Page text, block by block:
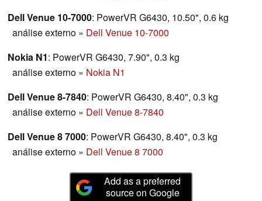
Dell Venue 10-7000: PowerVR G6430, 10.50", 0.6 kg
análise externo » Dell Venue 10-7000
Nokia N1: PowerVR G6430, 7.90", 0.3 kg
análise externo » Nokia N1
Dell Venue 8-7840: PowerVR G6430, 8.40", 0.3 kg
análise externo » Dell Venue 8-7840
Dell Venue 8 7000: PowerVR G6430, 8.40", 0.3 kg
análise externo » Dell Venue 8 7000
Add as a preferred
source on Google